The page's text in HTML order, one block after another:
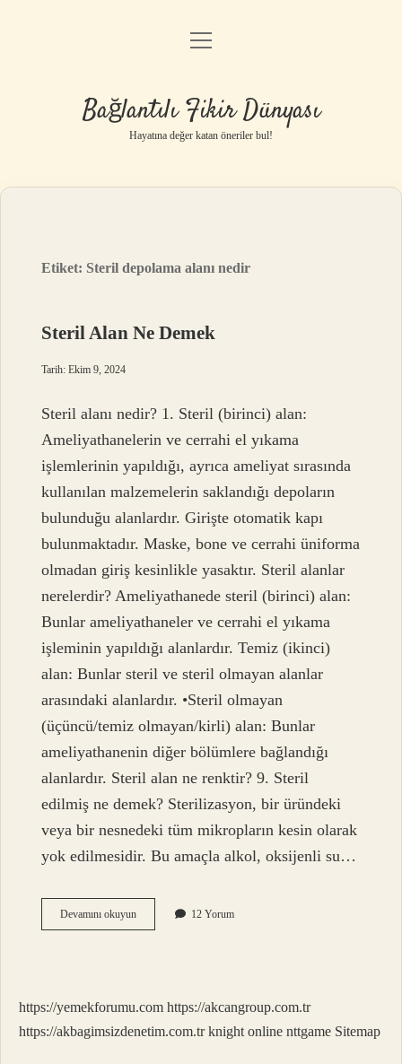
Anasayfa
Yasal Uyarı
menüyü
Bağlantılı Fikir Dünyası
Hayatına değer katan öneriler bul!
Etiket: Steril depolama alanı nedir
Steril Alan Ne Demek
Tarih: Ekim 9, 2024
Steril alanı nedir? 1. Steril (birinci) alan:
Ameliyathanelerin ve cerrahi el yıkama
işlemlerinin yapıldığı, ayrıca ameliyat sırasında
kullanılan malzemelerin saklandığı depoların
bulunduğu alanlardır. Girişte otomatik kapı
bulunmaktadır. Maske, bone ve cerrahi üniforma
olmadan giriş kesinlikle yasaktır. Steril alanlar
nerelerdir? Ameliyathanede steril (birinci) alan:
Bunlar ameliyathaneler ve cerrahi el yıkama
işleminin yapıldığı alanlardır. Temiz (ikinci)
alan: Bunlar steril ve steril olmayan alanlar
arasındaki alanlardır. •Steril olmayan
(üçüncü/temiz olmayan/kirli) alan: Bunlar
ameliyathanenin diğer bölümlere bağlandığı
alanlardır. Steril alan ne renktir? 9. Steril
edilmiş ne demek? Sterilizasyon, bir üründeki
veya bir nesnedeki tüm mikropların kesin olarak
yok edilmesidir. Bu amaçla alkol, oksijenli su…
Devamını okuyunSteril
Alan
12 Yorum
https://yemekforumu.com https://akcangroup.com.tr
https://akbagimsizdenetim.com.tr knight online nttgame Sitemap